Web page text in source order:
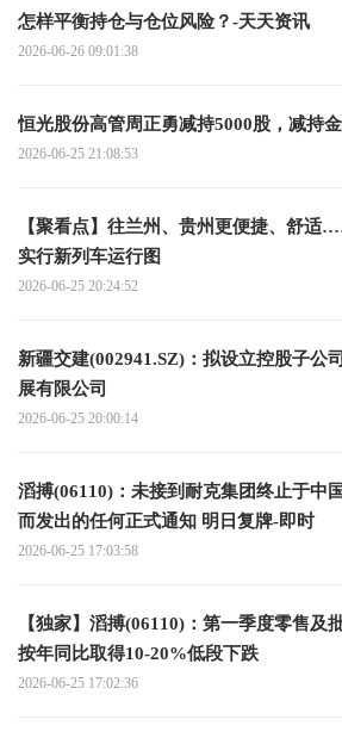
怎样平衡持仓与仓位风险？-天天资讯
2026-06-26 09:01:38
恒光股份高管周正勇减持5000股，减持
2026-06-25 21:08:53
【聚看点】往兰州、贵州更便捷、舒适
实行新列车运行图
2026-06-25 20:24:52
新疆交建(002941.SZ)：拟设立控股子公
展有限公司
2026-06-25 20:00:14
滔搏(06110)：未接到耐克集团终止于中
而发出的任何正式通知 明日复牌-即时
2026-06-25 17:03:58
【独家】滔搏(06110)：第一季度零售及
按年同比取得10-20%低段下跌
2026-06-25 17:02:36